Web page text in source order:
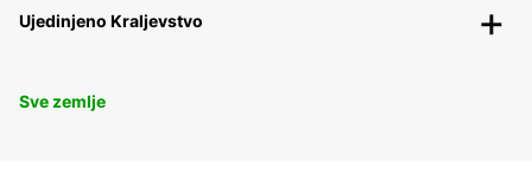
Ujedinjeno Kraljevstvo
Sve zemlje